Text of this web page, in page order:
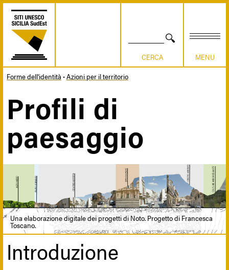
Salta
contenuto
principale
Briciole
di
pane
Forme dell'identità Azioni per il territorio
Profili di
paesaggio
Una elaborazione digitale dei progetti di Noto. Progetto di Francesca
Toscano.
Introduzione